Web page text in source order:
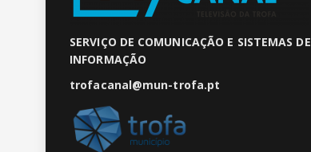
SERVIÇO DE COMUNICAÇÃO E SISTEMAS DE
INFORMAÇÃO
trofacanal@mun-trofa.pt